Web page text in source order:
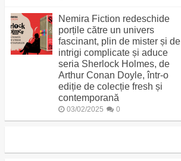
Nemira Fiction redeschide
porțile către un univers
fascinant, plin de mister și de
intrigi complicate și aduce
seria Sherlock Holmes, de
Arthur Conan Doyle, într-o
ediție de colecție fresh și
contemporană
03/02/2025 0